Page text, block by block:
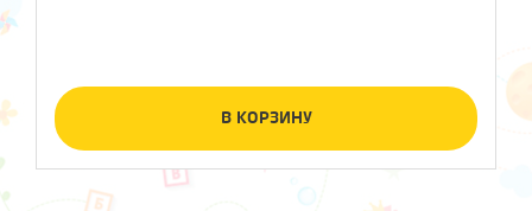
В КОРЗИНУ